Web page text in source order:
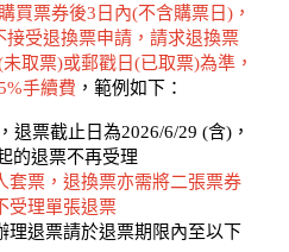
買票券後3日內(不含購票日)，
受退換票申請， 請求退換票
取票)或郵戳日(已取票)為準，
手續費 ，範例如下：
退票截止日為2026/6/29 (含)，
的退票不再受理
套票 ，退換票亦需將二張票券
受理單張退票
理退票請於退票期限內至以下